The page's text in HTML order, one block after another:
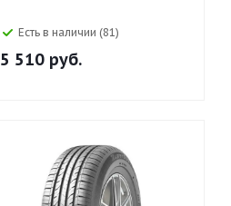
Есть в наличии (81)
5 510 руб.